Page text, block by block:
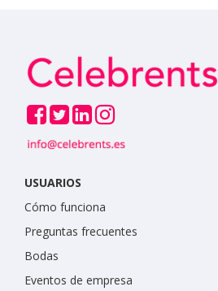
USUARIOS
Cómo funciona
Preguntas frecuentes
Bodas
Eventos de empresa